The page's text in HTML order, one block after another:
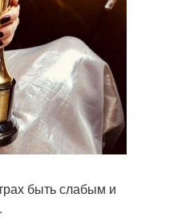
быть слабым и